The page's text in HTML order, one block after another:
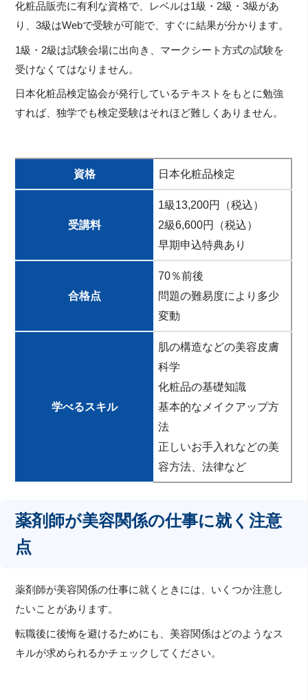
化粧品販売に有利な資格で、レベルは1級・2級・3級があ
り、3級はWebで受験が可能で、すぐに結果が分かります。
1級・2級は試験会場に出向き、マークシート方式の試験を
受けなくてはなりません。
日本化粧品検定協会が発行しているテキストをもとに勉強
すれば、独学でも検定受験はそれほど難しくありません。
資格 日本化粧品検定
受講料
1級13,200円（税込）
2級6,600円（税込）
早期申込特典あり
合格点
70％前後
問題の難易度により多少
変動
学べるスキル
肌の構造などの美容皮膚
科学
化粧品の基礎知識
基本的なメイクアップ方
法
正しいお手入れなどの美
容方法、法律など
薬剤師が美容関係の仕事に就く注意
点
薬剤師が美容関係の仕事に就くときには、いくつか注意し
たいことがあります。
転職後に後悔を避けるためにも、美容関係はどのようなス
キルが求められるかチェックしてください。